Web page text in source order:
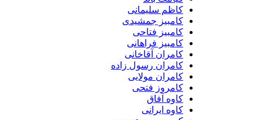
کاظم سلیمانی
کامبیز جمشیدی
کامبیز فتاحی
کامبیز فراهانی
کامران آقاخانی
کامران رسول زاده
کامران مولایی
کامروز فتحی
کاوه آفاق
کاوه ایرانی